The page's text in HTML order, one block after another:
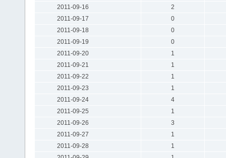
2011-09-16
2
2011-09-17
0
2011-09-18
0
2011-09-19
0
2011-09-20
1
2011-09-21
1
2011-09-22
1
2011-09-23
1
2011-09-24
4
2011-09-25
1
2011-09-26
3
2011-09-27
1
2011-09-28
1